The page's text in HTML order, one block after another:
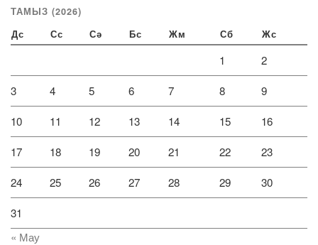
ТАМЫЗ (2026)
Дс Сс Сә Бс Жм Сб Жс
1 2
3 4 5 6 7 8 9
10 11 12 13 14 15 16
17 18 19 20 21 22 23
24 25 26 27 28 29 30
31
« Мау